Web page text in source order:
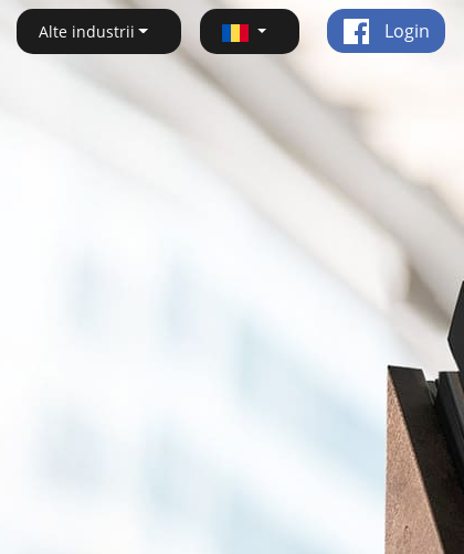
Alte industrii Login